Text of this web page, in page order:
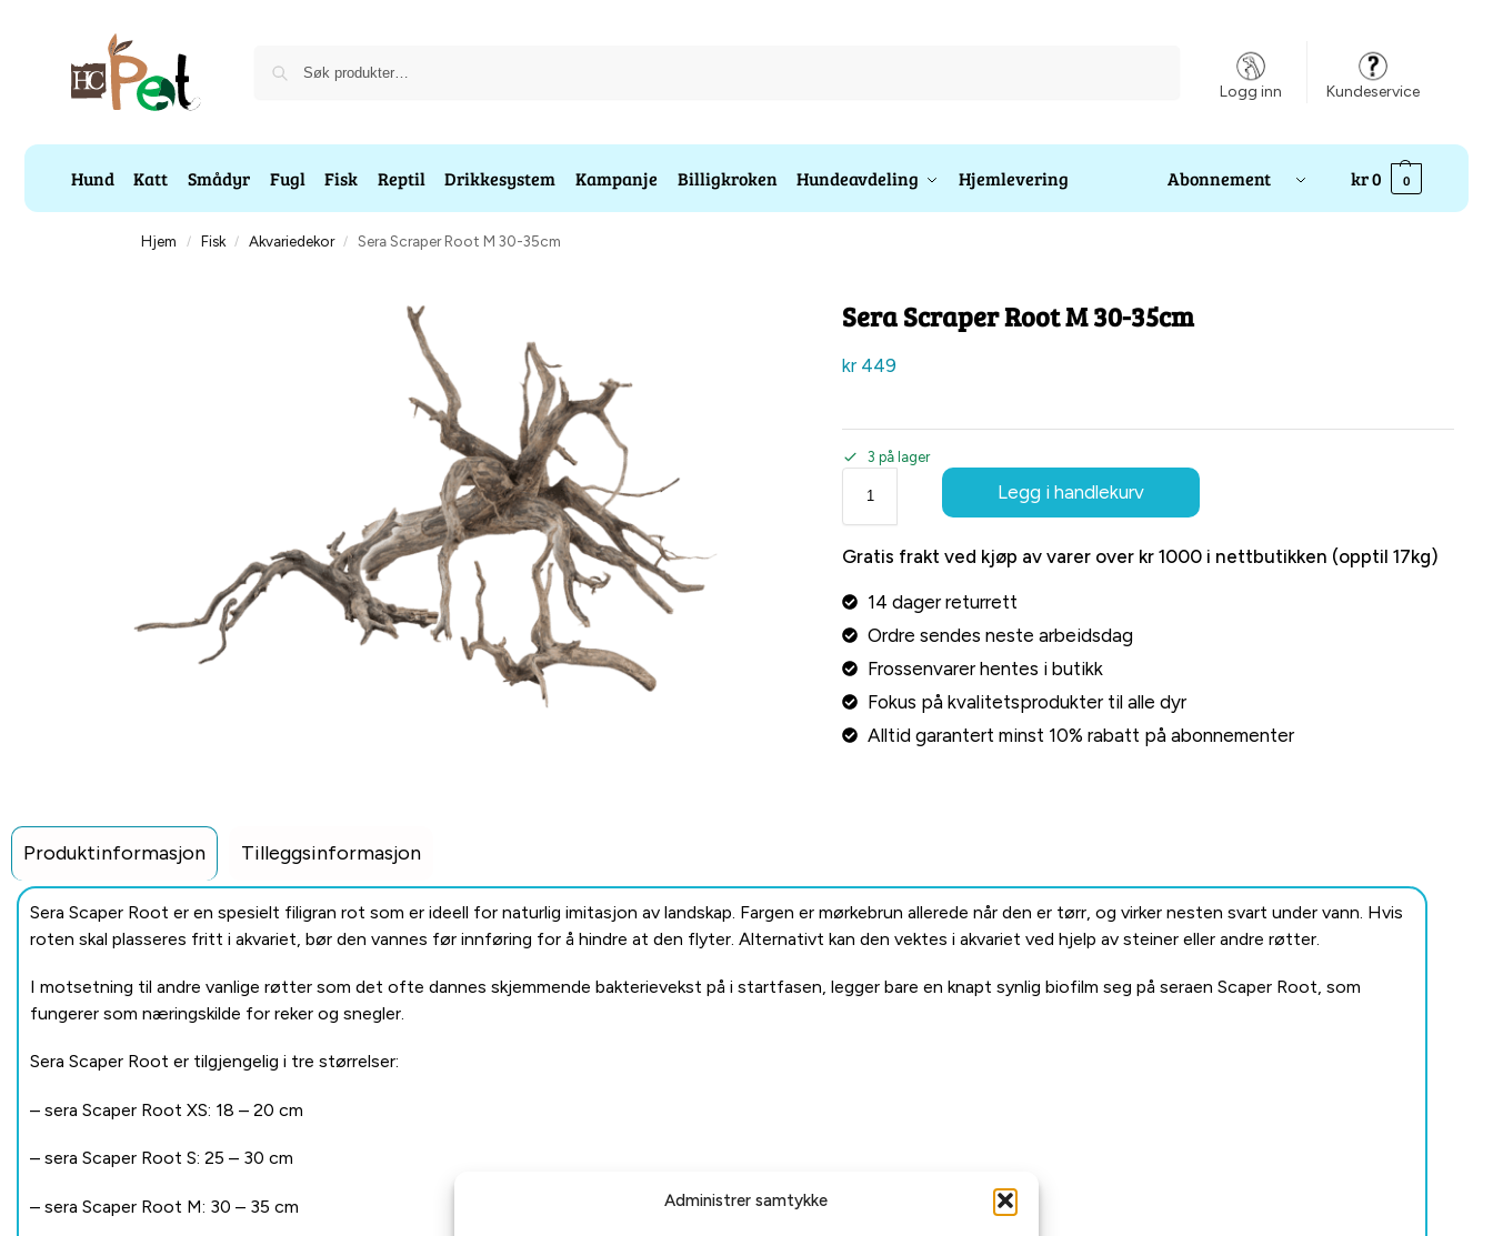
Administrer samtykke
Logg inn Kundeservice
Hund Katt Smådyr Fugl Fisk Reptil Drikkesystem Kampanje Billigkroken Hundeavdeling Hjemlevering Abonnement kr0 0
Hjem / Fisk / Akvariedekor / Sera Scraper Root M 30-35cm
Sera Scraper Root M 30-35cm
kr449
3 på lager
Legg i handlekurv
Gratis frakt ved kjøp av varer over kr 1000 i nettbutikken (opptil 17kg)
14 dager returrett
Ordre sendes neste arbeidsdag
Frossenvarer hentes i butikk
Fokus på kvalitetsprodukter til alle dyr
Alltid garantert minst 10% rabatt på abonnementer
Produktinformasjon Tilleggsinformasjon
Sera Scaper Root er en spesielt filigran rot som er ideell for naturlig imitasjon av landskap. Fargen er mørkebrun allerede når den er tørr, og virker nesten svart under vann. Hvis
roten skal plasseres fritt i akvariet, bør den vannes før innføring for å hindre at den flyter. Alternativt kan den vektes i akvariet ved hjelp av steiner eller andre røtter.
I motsetning til andre vanlige røtter som det ofte dannes skjemmende bakterievekst på i startfasen, legger bare en knapt synlig biofilm seg på seraen Scaper Root, som
fungerer som næringskilde for reker og snegler.
Sera Scaper Root er tilgjengelig i tre størrelser:
– sera Scaper Root XS: 18 – 20 cm
– sera Scaper Root S: 25 – 30 cm
– sera Scaper Root M: 30 – 35 cm